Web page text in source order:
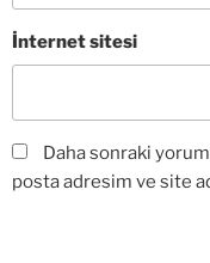
İnternet sitesi
Daha sonraki
posta adresim ve site